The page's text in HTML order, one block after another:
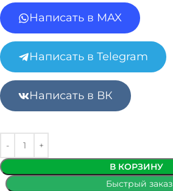
Написать в MAX
Написать в Telegram
Написать в ВК
В КОРЗИНУ
Быстрый заказ